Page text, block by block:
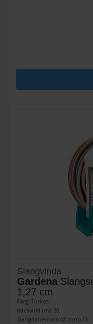
Slangvinda
Gardena
1,27 cm
Färg: Turkos
Räckvidd (m): 20
Slangdimension (Ø mm) 13